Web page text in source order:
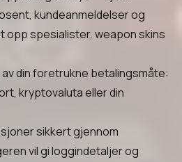
kundeanmeldelser og
opp spesialister, weapon skins
din foretrukne betalingsmåte:
kryptovaluta eller din
sikkert gjennom
vil gi loggindetaljer og